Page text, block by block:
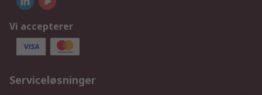
Vi accepterer
Serviceløsninger